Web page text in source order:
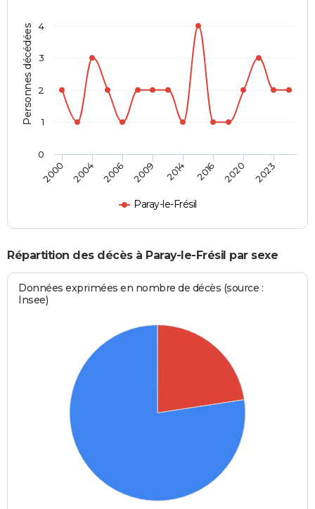
Personnes décédées
Paray-le-Frésil
2000 2004 2006 2009 2014 2016 2020 2023
0
1
2
3
4
Répartition des décès à Paray-le-Frésil par sexe
Données exprimées en nombre de décès (source :
Insee)